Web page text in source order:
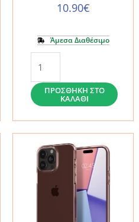
10.90€
Άμεσα Διαθέσιμο
iPhone
15
Pro
Max
Spigen
Crystal
Flex
Space
Crystal
ΠΡΟΣΘΉΚΗ ΣΤΟ
ΚΑΛΆΘΙ